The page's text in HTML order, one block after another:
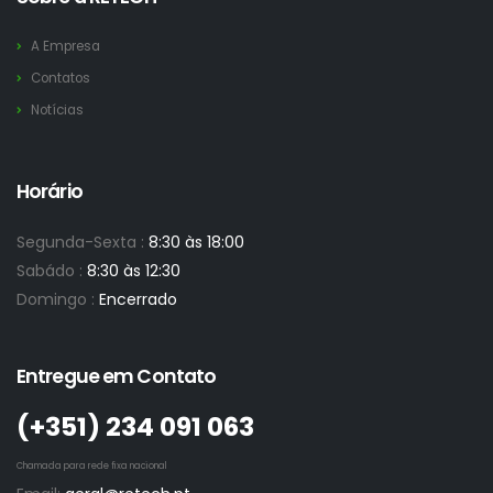
A Empresa
Contatos
Notícias
Horário
Segunda-Sexta : 8:30 às 18:00
Sabádo : 8:30 às 12:30
Domingo : Encerrado
Entregue em Contato
(+351)­ 234 091 063
Chamada para rede fixa nacional